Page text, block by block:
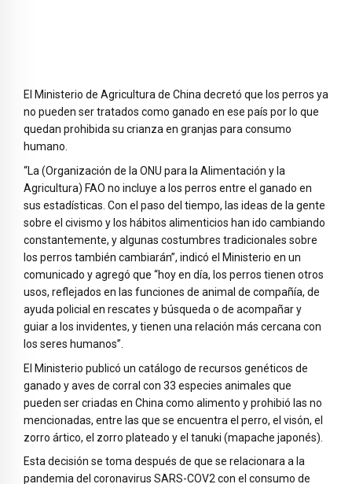
El Ministerio de Agricultura de China decretó que los perros ya
no pueden ser tratados como ganado en ese país por lo que
quedan prohibida su crianza en granjas para consumo
humano.
“La (Organización de la ONU para la Alimentación y la
Agricultura) FAO no incluye a los perros entre el ganado en
sus estadísticas. Con el paso del tiempo, las ideas de la gente
sobre el civismo y los hábitos alimenticios han ido cambiando
constantemente, y algunas costumbres tradicionales sobre
los perros también cambiarán”, indicó el Ministerio en un
comunicado y agregó que “hoy en día, los perros tienen otros
usos, reflejados en las funciones de animal de compañía, de
ayuda policial en rescates y búsqueda o de acompañar y
guiar a los invidentes, y tienen una relación más cercana con
los seres humanos”.
El Ministerio publicó un catálogo de recursos genéticos de
ganado y aves de corral con 33 especies animales que
pueden ser criadas en China como alimento y prohibió las no
mencionadas, entre las que se encuentra el perro, el visón, el
zorro ártico, el zorro plateado y el tanuki (mapache japonés).
Esta decisión se toma después de que se relacionara a la
pandemia del coronavirus SARS-COV2 con el consumo de